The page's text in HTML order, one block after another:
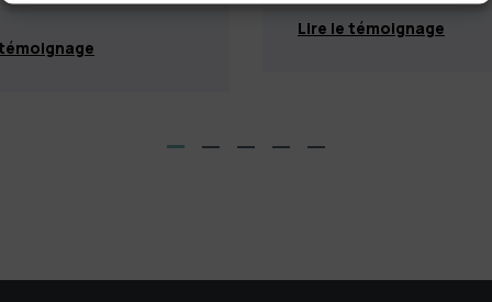
Lire le témoignage